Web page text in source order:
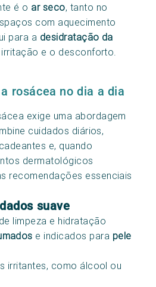
é o ar seco, tanto no
com aquecimento
para a desidratação da
e o desconforto.
rosácea no dia a dia
exige uma abordagem
cuidados diários,
e, quando
dermatológicos
recomendações essenciais
suave
limpeza e hidratação
e indicados para pele
irritantes, como álcool ou